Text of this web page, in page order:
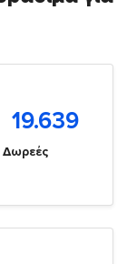
19.639
Δωρεές